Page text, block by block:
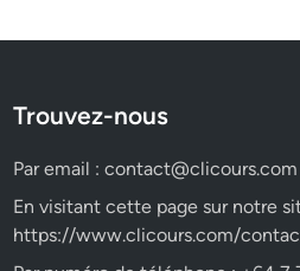
Trouvez-nous
Par email :contact@clicours.com
En visitant cette page sur notre
https://www.clicours.com/